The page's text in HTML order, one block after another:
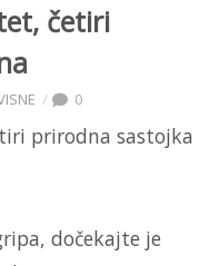
četiri
0
dočekajte je